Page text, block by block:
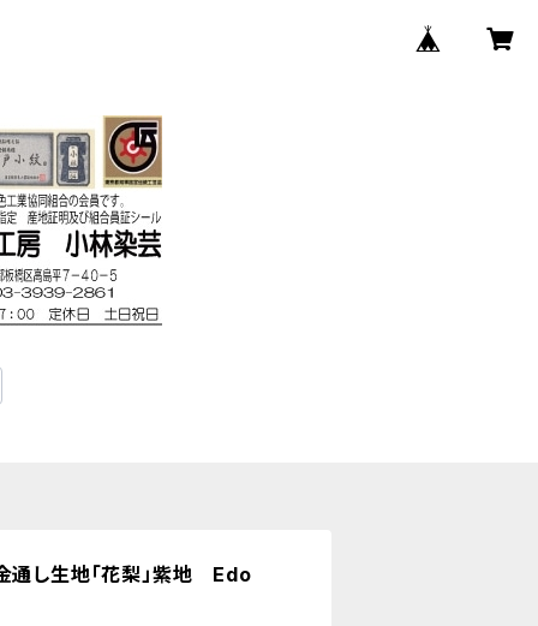
し生地「花梨」紫地 Edo